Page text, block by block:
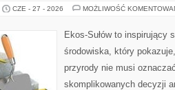
CZE - 27 - 2026 MOŻLIWOŚĆ
Ekos-Sułów to inspirujący
środowiska, który
przyrody nie musi
skomplikowanych decyzji